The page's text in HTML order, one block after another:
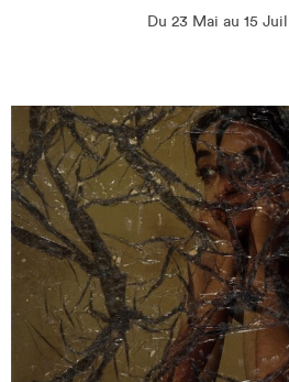
Du 23 Mai au 15